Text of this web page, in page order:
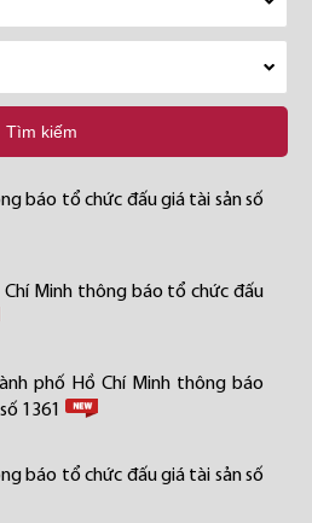
Tìm kiếm
báo tổ chức đấu giá tài sản số
Chí Minh thông báo tổ chức đấu
phố Hồ Chí Minh thông báo
1361
báo tổ chức đấu giá tài sản số